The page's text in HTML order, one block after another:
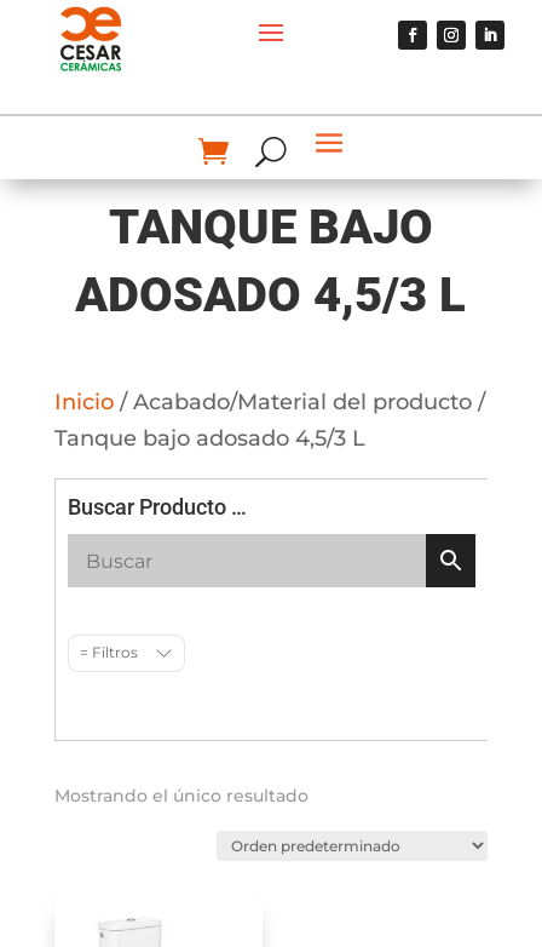
TANQUE BAJO
ADOSADO 4,5/3 L
Inicio/ Acabado/Material del producto /
Tanque bajo adosado 4,5/3 L
Buscar Producto …
= Filtros
Mostrando el único resultado